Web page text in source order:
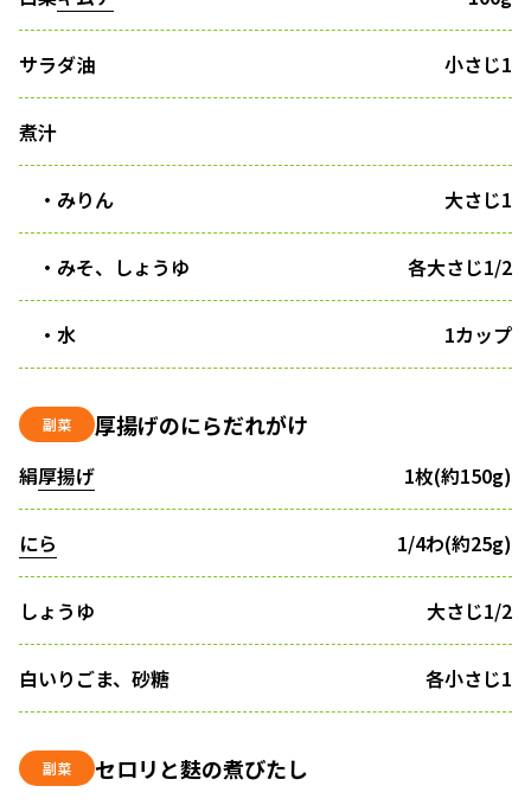
サラダ油 小さじ1
煮汁
・みりん 大さじ1
・みそ、しょうゆ 各大さじ1/2
・水 1カップ
副菜 厚揚げのにらだれがけ
絹厚揚げ 1枚(約150g)
にら 1/4わ(約25g)
しょうゆ 大さじ1/2
白いりごま、砂糖 各小さじ1
副菜 セロリと麩の煮びたし